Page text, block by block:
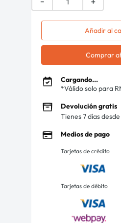
Añadir al
Comprar
Cargando...
*Válido solo para
Devolución gratis
Tienes 7 días
Medios de pago
Tarjetas de crédito
Tarjetas de débito